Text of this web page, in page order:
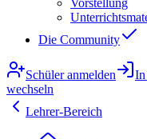
Vorstellung
Die Community
Schüler anmelden In
wechseln
Lehrer-Bereich